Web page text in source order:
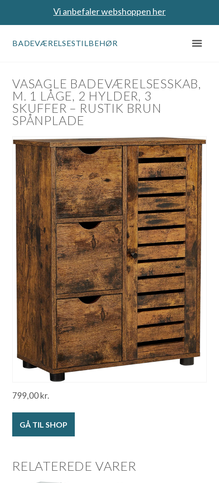
Vi anbefaler webshoppen her
BADEVÆRELSESTILBEHØR
VASAGLE BADEVÆRELSESSKAB,
M. 1 LÅGE, 2 HYLDER, 3
SKUFFER – RUSTIK BRUN
SPÅNPLADE
799,00kr.
GÅ TIL SHOP
RELATEREDE VARER